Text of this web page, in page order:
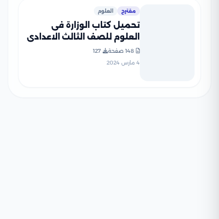
مقترح العلوم
تحميل كتاب الوزارة فى
العلوم للصف الثالث الاعدادى
2024 بصيغة PDF
148 صفحة
127
4 مارس 2024